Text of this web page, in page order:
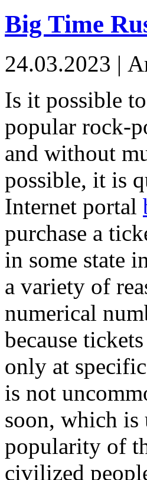
Big Time
24.03.2023 |
Is it possible
popular rock-
and without
possible, it is
Internet portal
purchase a
in some state
a variety of
numerical
because
only at
is not
soon, which is
popularity of
civilized